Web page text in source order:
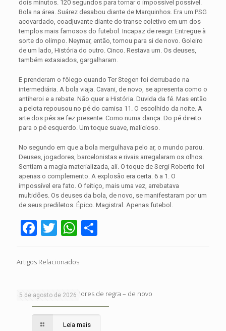
dois minutos. 120 segundos para tornar o impossível possível.
Bola na área. Suárez desabou diante de Marquinhos. Era um PSG
acovardado, coadjuvante diante do transe coletivo em um dos
templos mais famosos do futebol. Incapaz de reagir. Entregue à
sorte do olimpo. Neymar, então, tomou para si de novo. Goleiro
de um lado, História do outro. Cinco. Restava um. Os deuses,
também extasiados, gargalharam.
E prenderam o fôlego quando Ter Stegen foi derrubado na
intermediária. A bola viaja. Cavani, de novo, se apresenta como o
antiheroi e a rebate. Não quer a História. Duvida da fé. Mas então
a pelota repousou no pé do camisa 11. O escolhido da noite. A
arte dos pés se fez presente. Como numa dança. Do pé direito
para o pé esquerdo. Um toque suave, malicioso.
No segundo em que a bola mergulhava pelo ar, o mundo parou.
Deuses, jogadores, barcelonistas e rivais arregalaram os olhos.
Sentiam a magia materializada, ali. O toque de Sergi Roberto foi
apenas o complemento. A explosão era certa. 6 a 1. O
impossível era fato. O feitiço, mais uma vez, arrebatava
multidões. Os deuses da bola, de novo, se manifestaram por um
de seus prediletos. Épico. Magistral. Apenas futebol.
Facebook
TwitterWhatsApp
Share
Artigos Relacionados
5 de agosto de 2026
Sobre haters e cagadores de regra – de novo
Leia mais